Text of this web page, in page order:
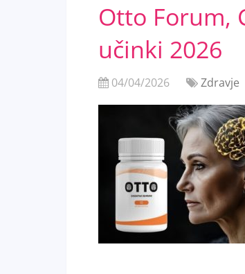
Otto Forum,
učinki 2026
04/04/2026 Zdravje